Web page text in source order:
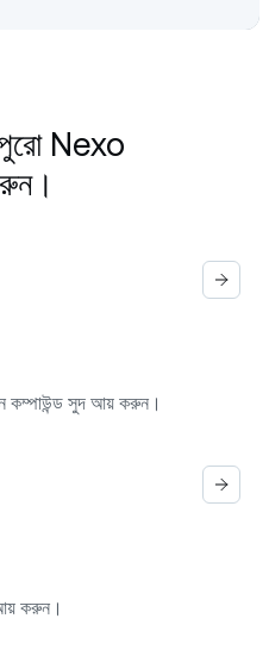
পুরো Nexo
কম্পাউন্ড সুদ আয় করুন।
আয় করুন।